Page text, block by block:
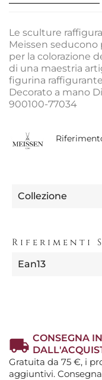
Le sculture
Meissen seducono
per la colorazione
di una maestria
figurina
Decorato a mano
900100-77034
Collezione
Riferimenti
Ean13
CONSEGNA
Gratuita da 75 €, i
aggiuntivi.